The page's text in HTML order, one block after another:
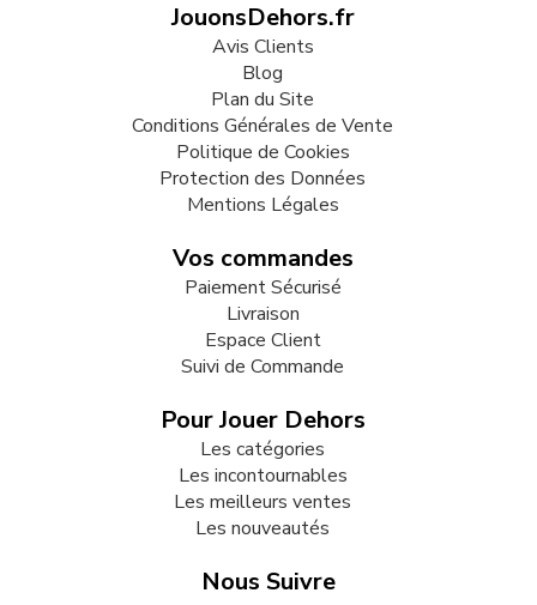
JouonsDehors.fr
Avis Clients
Blog
Plan du Site
Conditions Générales de Vente
Politique de Cookies
Protection des Données
Mentions Légales
Vos commandes
Paiement Sécurisé
Livraison
Espace Client
Suivi de Commande
Pour Jouer Dehors
Les catégories
Les incontournables
Les meilleurs ventes
Les nouveautés
Nous Suivre